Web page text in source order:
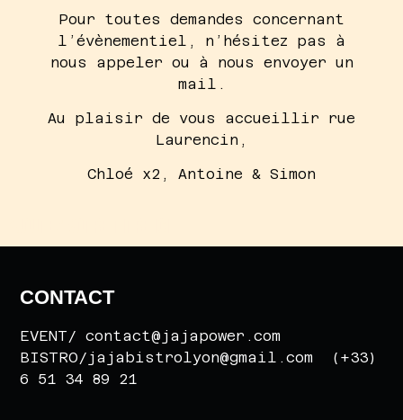
Pour toutes demandes concernant
l’évènementiel, n’hésitez pas à
nous appeler ou à nous envoyer un
mail.
Au plaisir de vous accueillir rue
Laurencin,
Chloé x2, Antoine & Simon
CONTACT
EVENT/ contact@jajapower.com
BISTRO/jajabistrolyon@gmail.com (+33)
6 51 34 89 21